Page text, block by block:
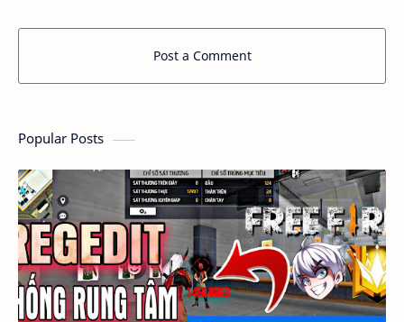
Post a Comment
Popular Posts